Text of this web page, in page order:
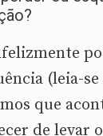
(leia-se
que
de levar